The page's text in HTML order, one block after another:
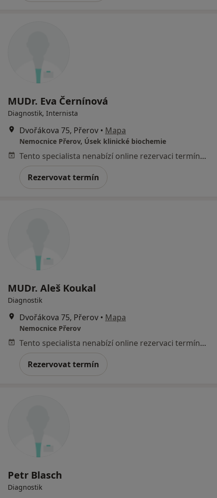
MUDr. Eva Černínová
Diagnostik, Internista
Dvořákova 75, Přerov • Mapa
Nemocnice Přerov, Úsek klinické biochemie
Tento specialista nenabízí online rezervaci termínu na této adrese.
Rezervovat termín
MUDr. Aleš Koukal
Diagnostik
Dvořákova 75, Přerov • Mapa
Nemocnice Přerov
Tento specialista nenabízí online rezervaci termínu na této adrese.
Rezervovat termín
Petr Blasch
Diagnostik